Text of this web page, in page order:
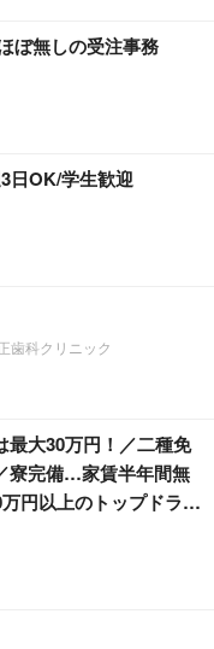
ぼ無しの受注事務
日OK/学生歓迎
歯科クリニック
最大30万円！／二種免
寮完備…家賃半年間無
円以上のトップドライ